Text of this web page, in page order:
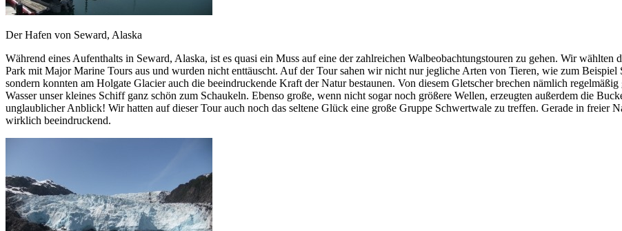
Der Hafen von Seward, Alaska
Während eines Aufenthalts in Seward, Alaska, ist es quasi ein Muss auf eine der zahlreichen Walbeobachtungstouren zu gehen. Wir
Park mit Major Marine Tours aus und wurden nicht enttäuscht. Auf der Tour sahen wir nicht nur jegliche Arten von Tieren, wie zum Beispiel
sondern konnten am Holgate Glacier auch die beeindruckende Kraft der Natur bestaunen. Von diesem Gletscher brechen nämlich
Wasser unser kleines Schiff ganz schön zum Schaukeln. Ebenso große, wenn nicht sogar noch größere Wellen, erzeugten außerdem die
unglaublicher Anblick! Wir hatten auf dieser Tour auch noch das seltene Glück eine große Gruppe Schwertwale zu treffen. Gerade in freier
wirklich beeindruckend.